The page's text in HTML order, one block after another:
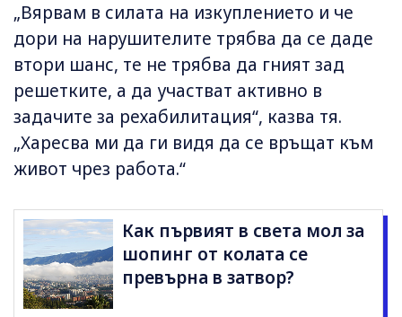
„Вярвам в силата на изкуплението и че
дори на нарушителите трябва да се даде
втори шанс, те не трябва да гният зад
решетките, а да участват активно в
задачите за рехабилитация“, казва тя.
„Харесва ми да ги видя да се връщат към
живот чрез работа.“
Как първият в света мол за
шопинг от колата се
превърна в затвор?